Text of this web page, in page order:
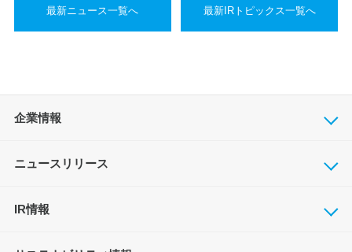
最新ニュース一覧へ 最新IRトピックス一覧へ
企業情報
ニュースリリース
IR情報